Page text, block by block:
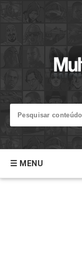
☰ MENU